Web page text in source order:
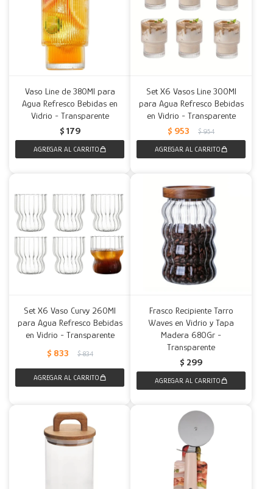
Vaso Line de 380Ml para
Agua Refresco Bebidas en
Vidrio - Transparente
$ 179
Set X6 Vasos Line 300Ml
para Agua Refresco Bebidas
en Vidrio - Transparente
$ 953 $ 954
Set X6 Vaso Curvy 260Ml
para Agua Refresco Bebidas
en Vidrio - Transparente
$ 833 $ 834
Frasco Recipiente Tarro
Waves en Vidrio y Tapa
Madera 680Gr -
Transparente
$ 299